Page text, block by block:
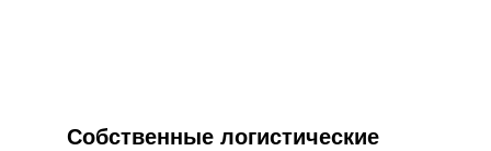
Собственные логистические